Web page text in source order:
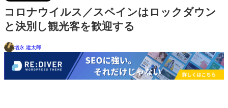
コロナウイルス／スペインはロックダウン
と決別し観光客を歓迎する
増永 建太郎